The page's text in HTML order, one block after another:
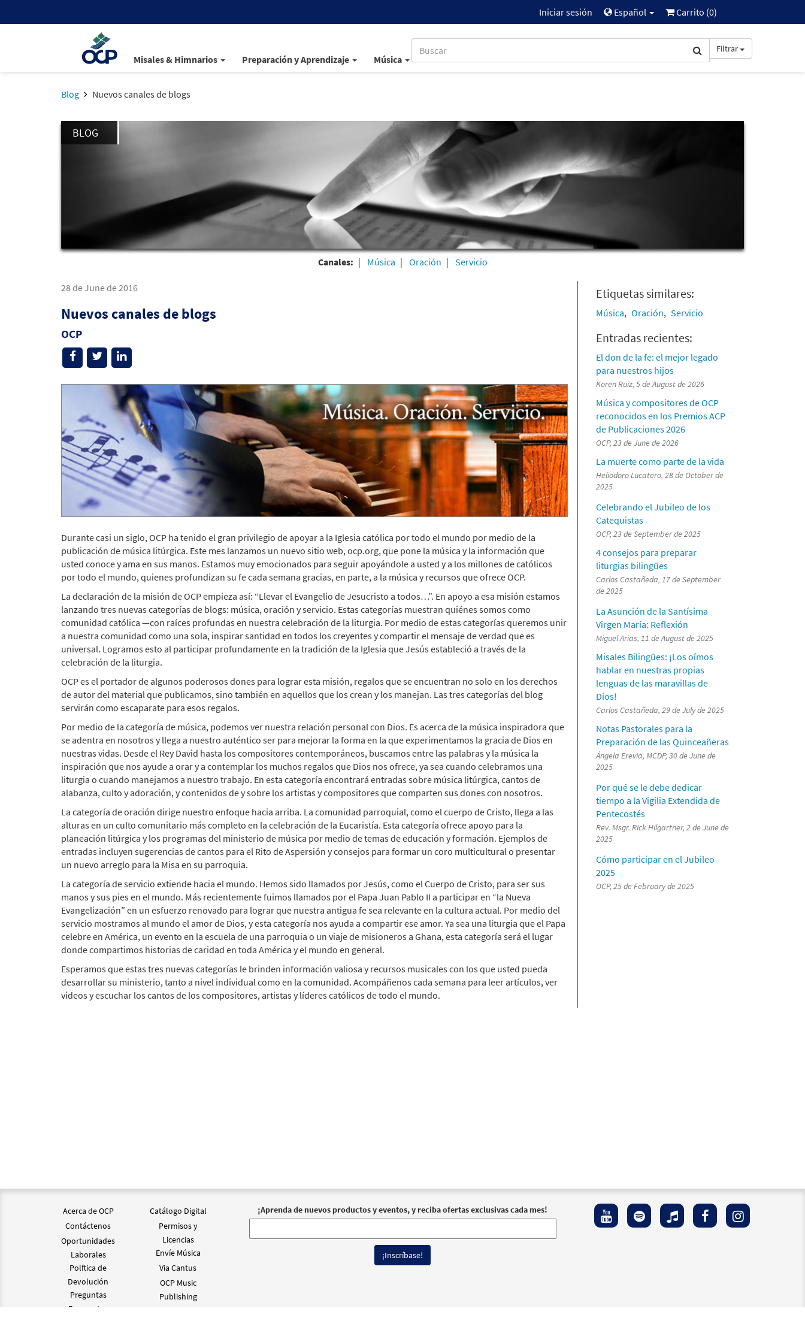
Iniciar sesión Español Carrito (0)
Misales & Himnarios Preparación y Aprendizaje Música
Filtrar
Blog Nuevos canales de blogs
BLOG
Canales: Música Oración Servicio
Etiquetas similares:
Música Oración Servicio
Entradas recientes:
El don de la fe: el mejor legado
para nuestros hijos
Koren Ruiz, 5 de August de 2026
Música y compositores de OCP
reconocidos en los Premios ACP
de Publicaciones 2026
OCP, 23 de June de 2026
La muerte como parte de la vida
Heliodoro Lucatero, 28 de October de
2025
Celebrando el Jubileo de los
Catequistas
OCP, 23 de September de 2025
4 consejos para preparar
liturgias bilingües
Carlos Castañeda, 17 de September
de 2025
La Asunción de la Santísima
Virgen María: Reflexión
Miguel Arias, 11 de August de 2025
Misales Bilingües: ¡Los oímos
hablar en nuestras propias
lenguas de las maravillas de
Dios!
Carlos Castañeda, 29 de July de 2025
Notas Pastorales para la
Preparación de las Quinceañeras
Ángela Erevia, MCDP, 30 de June de
2025
Por qué se le debe dedicar
tiempo a la Vigilia Extendida de
Pentecostés
Rev. Msgr. Rick Hilgartner, 2 de June de
2025
Cómo participar en el Jubileo
2025
OCP, 25 de February de 2025
28 de June de 2016
Nuevos canales de blogs
OCP
Durante casi un siglo, OCP ha tenido el gran privilegio de apoyar a la Iglesia católica por todo el mundo por medio de la
publicación de música litúrgica. Este mes lanzamos un nuevo sitio web, ocp.org, que pone la música y la información que
usted conoce y ama en sus manos. Estamos muy emocionados para seguir apoyándole a usted y a los millones de católicos
por todo el mundo, quienes profundizan su fe cada semana gracias, en parte, a la música y recursos que ofrece OCP.
La declaración de la misión de OCP empieza así: “Llevar el Evangelio de Jesucristo a todos…”. En apoyo a esa misión estamos
lanzando tres nuevas categorías de blogs: música, oración y servicio. Estas categorías muestran quiénes somos como
comunidad católica —con raíces profundas en nuestra celebración de la liturgia. Por medio de estas categorías queremos unir
a nuestra comunidad como una sola, inspirar santidad en todos los creyentes y compartir el mensaje de verdad que es
universal. Logramos esto al participar profundamente en la tradición de la Iglesia que Jesús estableció a través de la
celebración de la liturgia.
OCP es el portador de algunos poderosos dones para lograr esta misión, regalos que se encuentran no solo en los derechos
de autor del material que publicamos, sino también en aquellos que los crean y los manejan. Las tres categorías del blog
servirán como escaparate para esos regalos.
Por medio de la categoría de música, podemos ver nuestra relación personal con Dios. Es acerca de la música inspiradora que
se adentra en nosotros y llega a nuestro auténtico ser para mejorar la forma en la que experimentamos la gracia de Dios en
nuestras vidas. Desde el Rey David hasta los compositores contemporáneos, buscamos entre las palabras y la música la
inspiración que nos ayude a orar y a contemplar los muchos regalos que Dios nos ofrece, ya sea cuando celebramos una
liturgia o cuando manejamos a nuestro trabajo. En esta categoría encontrará entradas sobre música litúrgica, cantos de
alabanza, culto y adoración, y contenidos de y sobre los artistas y compositores que comparten sus dones con nosotros.
La categoría de oración dirige nuestro enfoque hacia arriba. La comunidad parroquial, como el cuerpo de Cristo, llega a las
alturas en un culto comunitario más completo en la celebración de la Eucaristía. Esta categoría ofrece apoyo para la
planeación litúrgica y los programas del ministerio de música por medio de temas de educación y formación. Ejemplos de
entradas incluyen sugerencias de cantos para el Rito de Aspersión y consejos para formar un coro multicultural o presentar
un nuevo arreglo para la Misa en su parroquia.
La categoría de servicio extiende hacia el mundo. Hemos sido llamados por Jesús, como el Cuerpo de Cristo, para ser sus
manos y sus pies en el mundo. Más recientemente fuimos llamados por el Papa Juan Pablo II a participar en “la Nueva
Evangelización” en un esfuerzo renovado para lograr que nuestra antigua fe sea relevante en la cultura actual. Por medio del
servicio mostramos al mundo el amor de Dios, y esta categoría nos ayuda a compartir ese amor. Ya sea una liturgia que el Papa
celebre en América, un evento en la escuela de una parroquia o un viaje de misioneros a Ghana, esta categoría será el lugar
donde compartimos historias de caridad en toda América y el mundo en general.
Esperamos que estas tres nuevas categorías le brinden información valiosa y recursos musicales con los que usted pueda
desarrollar su ministerio, tanto a nivel individual como en la comunidad. Acompáñenos cada semana para leer artículos, ver
videos y escuchar los cantos de los compositores, artistas y líderes católicos de todo el mundo.
Acerca de OCP
Contáctenos
Oportunidades
Laborales
Polftica de
Devolución
Preguntas
Frecuentes
Catálogo Digital
Permisos y
Licencias
Envíe Música
Via Cantus
OCP Music
Publishing
¡Aprenda de nuevos productos y eventos, y reciba ofertas exclusivas cada mes!